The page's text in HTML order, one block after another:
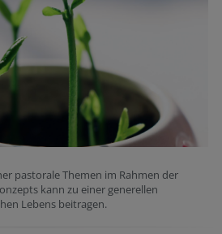
pastorale Themen im Rahmen der
kann zu einer generellen
Lebens beitragen.